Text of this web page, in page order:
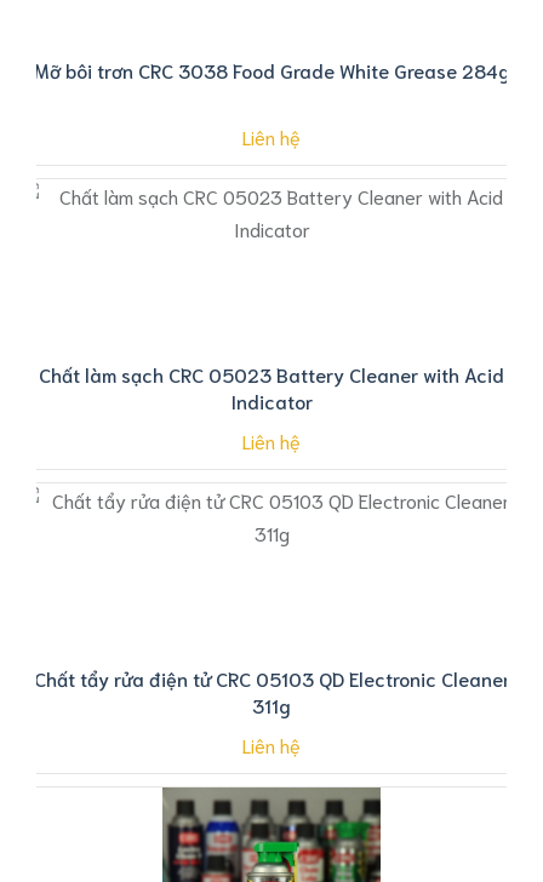
Mỡ bôi trơn CRC 3038 Food Grade White Grease 284g
Liên hệ
Chất làm sạch CRC 05023 Battery Cleaner with Acid
Indicator
Liên hệ
Chất tẩy rửa điện tử CRC 05103 QD Electronic Cleaner
311g
Liên hệ